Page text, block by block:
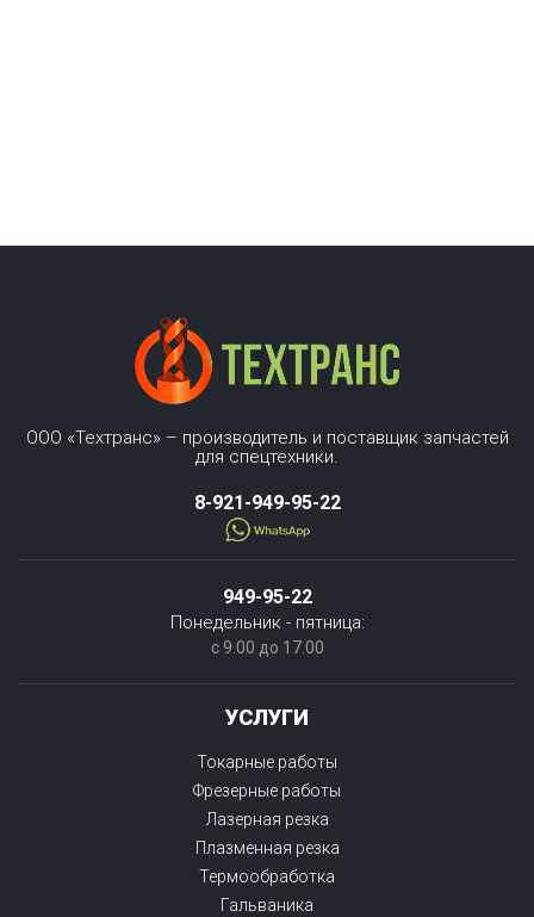
ООО «Техтранс» – производитель и поставщик запчастей
для спецтехники.
8-921-949-95-22
949-95-22
Понедельник - пятница:
с 9.00 до 17.00
УСЛУГИ
Токарные работы
Фрезерные работы
Лазерная резка
Плазменная резка
Термообработка
Гальваника